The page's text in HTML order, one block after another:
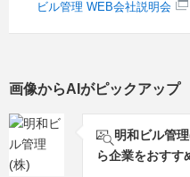
ビル管理 WEB会社説明会
画像からAIがピックアップ
明和ビル管
ら企業をおすす